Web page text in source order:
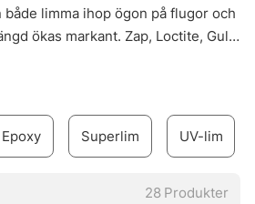
limma ihop ögon på flugor och
ökas markant. Zap, Loctite, Gulff
som kan hjälpa dig binda
Epoxy Superlim UV-lim
28 Produkter